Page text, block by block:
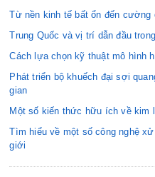
Từ nền kinh tế bất ổn đến cường
Trung Quốc và vị trí dẫn đầu
Cách lựa chọn kỹ thuật mô hình
Phát triển bộ khuếch đại sợi
gian
Một số kiến thức hữu ích về kim
Tìm hiểu về một số công nghệ
giới